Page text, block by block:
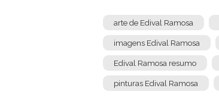
arte de Edival Ramosa
imagens Edival Ramosa
Edival Ramosa resumo
pinturas Edival Ramosa